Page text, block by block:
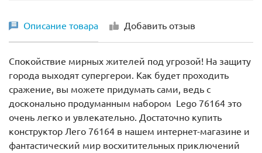
Описание товара Добавить отзыв
Спокойствие мирных жителей под угрозой! На защиту
города выходят супергерои. Как будет проходить
сражение, вы можете придумать сами, ведь с
досконально продуманным набором Lego 76164 это
очень легко и увлекательно. Достаточно купить
конструктор Лего 76164 в нашем интернет-магазине и
фантастический мир восхитительных приключений